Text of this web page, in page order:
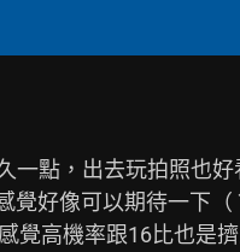
一點，出去玩拍照也
覺好像可以期待一下（
覺高機率跟16比也是